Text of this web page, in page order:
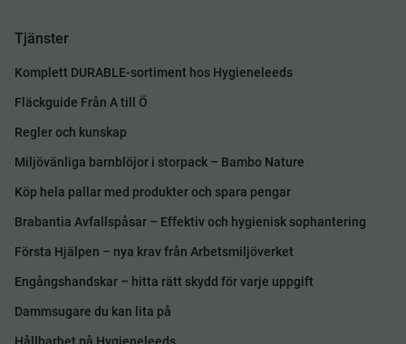
Tjänster
Komplett DURABLE-sortiment hos Hygieneleeds
Fläckguide Från A till Ö
Regler och kunskap
Miljövänliga barnblöjor i storpack – Bambo Nature
Köp hela pallar med produkter och spara pengar
Brabantia Avfallspåsar – Effektiv och hygienisk sophantering
Första Hjälpen – nya krav från Arbetsmiljöverket
Engångshandskar – hitta rätt skydd för varje uppgift
Dammsugare du kan lita på